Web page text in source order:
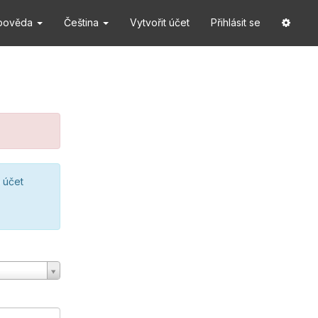
Čeština Vytvořit účet Přihlásit se
účet